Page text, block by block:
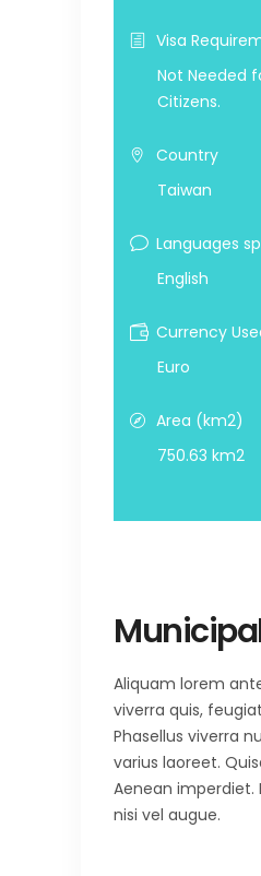
Visa
Not Needed
Citizens.
Country
Taiwan
Languages
English
Currency
Euro
Area (km2)
750.63 km2
Aliquam lorem
viverra quis,
Phasellus viverra
varius laoreet.
Aenean imperdiet.
nisi vel augue.